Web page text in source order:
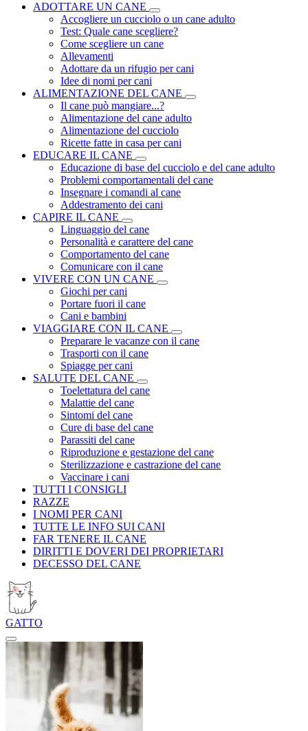
ADOTTARE UN CANE
Accogliere un cucciolo o un cane adulto
Test: Quale cane scegliere?
Come scegliere un cane
Allevamenti
Adottare da un rifugio per cani
Idee di nomi per cani
ALIMENTAZIONE DEL CANE
Il cane può mangiare...?
Alimentazione del cane adulto
Alimentazione del cucciolo
Ricette fatte in casa per cani
EDUCARE IL CANE
Educazione di base del cucciolo e del cane adulto
Problemi comportamentali del cane
Insegnare i comandi al cane
Addestramento dei cani
CAPIRE IL CANE
Linguaggio del cane
Personalità e carattere del cane
Comportamento del cane
Comunicare con il cane
VIVERE CON UN CANE
Giochi per cani
Portare fuori il cane
Cani e bambini
VIAGGIARE CON IL CANE
Preparare le vacanze con il cane
Trasporti con il cane
Spiagge per cani
SALUTE DEL CANE
Toelettatura del cane
Malattie del cane
Sintomi del cane
Cure di base del cane
Parassiti del cane
Riproduzione e gestazione del cane
Sterilizzazione e castrazione del cane
Vaccinare i cani
TUTTI I CONSIGLI
RAZZE
I NOMI PER CANI
TUTTE LE INFO SUI CANI
FAR TENERE IL CANE
DIRITTI E DOVERI DEI PROPRIETARI
DECESSO DEL CANE
GATTO